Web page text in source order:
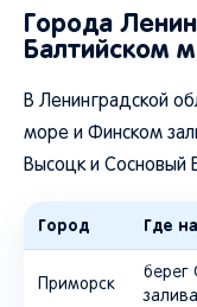
Города
Балтийском
В Ленинградской
море и Финском
Высоцк и Сосновый
Город Где
Приморск
берег
залива